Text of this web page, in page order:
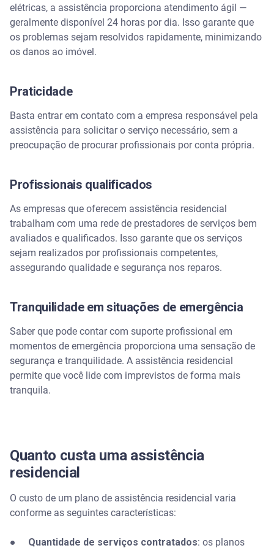
elétricas, a assistência proporciona atendimento ágil —
geralmente disponível 24 horas por dia. Isso garante que
os problemas sejam resolvidos rapidamente, minimizando
os danos ao imóvel.
Praticidade
Basta entrar em contato com a empresa responsável pela
assistência para solicitar o serviço necessário, sem a
preocupação de procurar profissionais por conta própria.
Profissionais qualificados
As empresas que oferecem assistência residencial
trabalham com uma rede de prestadores de serviços bem
avaliados e qualificados. Isso garante que os serviços
sejam realizados por profissionais competentes,
assegurando qualidade e segurança nos reparos.
Tranquilidade em situações de emergência
Saber que pode contar com suporte profissional em
momentos de emergência proporciona uma sensação de
segurança e tranquilidade. A assistência residencial
permite que você lide com imprevistos de forma mais
tranquila.
Quanto custa uma assistência
residencial
O custo de um plano de assistência residencial varia
conforme as seguintes características:
● Quantidade de serviços contratados: os planos